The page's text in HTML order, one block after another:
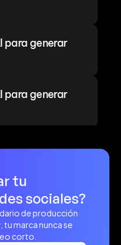
para generar
para generar
reembolso?
tu
sociales?
de producción
marca nunca se
corto.